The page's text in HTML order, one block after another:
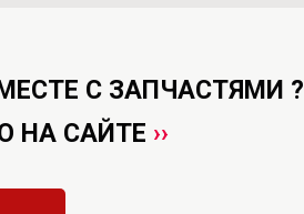
С ЗАПЧАСТЯМИ ?
НА САЙТЕ ››